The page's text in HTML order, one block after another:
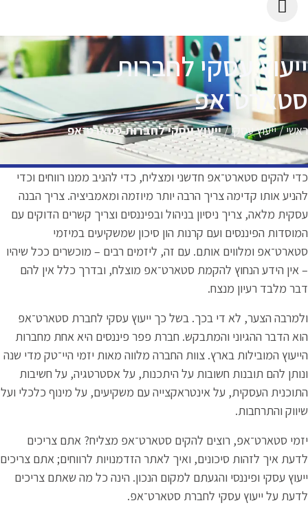
ייעוץ עסקי לחברות
סטארט־אפ
ראשי/ייעוץ עסקי/ייעוץ עסקי לחברות סטארט־אפ
כדי להקים סטארט־אפ חדשני ומצליח, כדי להניב ממנו רווחים וכדי
להניע אותו קדימה צריך הרבה יותר מיוזמה ומאמביציה. צריך הבנה
עסקית מלאה, צריך ניסיון בניהול ובפיננסים וצריך קשרים הדוקים עם
המוסדות הפיננסים ועם קרנות הון סיכון שמשקיעים במיזמי
סטארט־אפ ומלווים אותם. עם זה, ליזמים רבים – מוכשרים ככל שיהיו
– אין הידע הנחוץ להקמת סטארט־אפ מוצלח, ובדרך כלל אין להם
דבר מלבד רעיון מנצח.
ולמרבה הצער, לא די בכך. בשל כך ייעוץ עסקי לחברת סטארט־אפ
הוא הדבר ההגיוני והמתבקש. חברת פפר פיננסים היא אחת מחברות
הייעוץ המובילות בארץ. צוות החברה מלווה מאות יזמי היי־טק מדי שנה
ונותן להם תובנות חשובות על היתכנות, על אסטרטגיה, על חשיבות
התוכנית העסקית, על אינטראקצייה עם משקיעים, על מינוף כלכלי ועל
שיווק והתרחבות.
יזמי סטארט־אפ, רוצים להקים סטארט־אפ מצליח? אתם צריכים
לדעת איך לזהות סיכונים, ואיך לאתר הזדמנויות לרווחים; אתם צריכים
ייעוץ עסקי ופיננסי והגעתם למקום הנכון. הינה כל מה שאתם צריכים
לדעת על ייעוץ עסקי לחברת סטארט־אפ.